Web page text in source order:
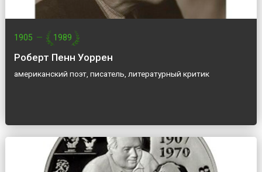
1905 — 1989
Роберт Пенн Уоррен
американский поэт, писатель, литературный критик